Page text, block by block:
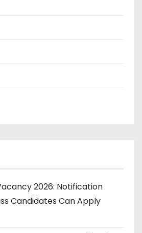
2026: Notification
Candidates Can Apply